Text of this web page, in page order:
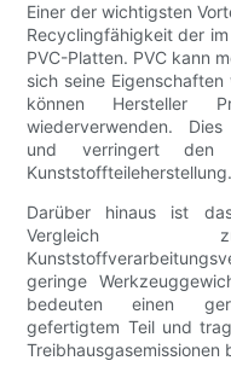
Einer der wichtigsten
Recyclingfähigkeit der
PVC-Platten. PVC kann
sich seine
können Hersteller
wiederverwenden.
und verringert den
Kunststoffteileherstellung.
Darüber hinaus ist
Vergleich zu
geringe
bedeuten einen
gefertigtem Teil und
Treibhausgasemissionen